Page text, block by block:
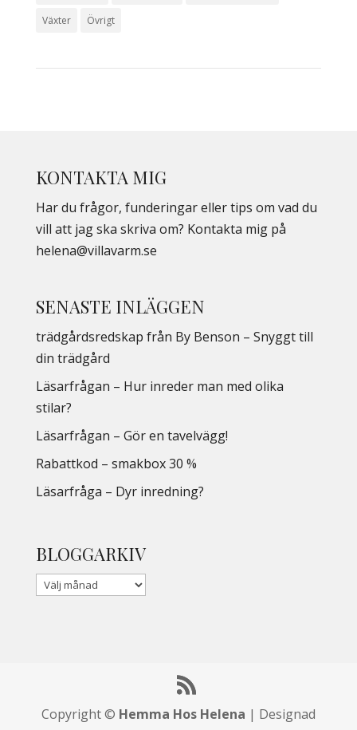
Växter Övrigt
KONTAKTA MIG
Har du frågor, funderingar eller tips om vad du
vill att jag ska skriva om? Kontakta mig på
helena@villavarm.se
SENASTE INLÄGGEN
trädgårdsredskap från By Benson – Snyggt till
din trädgård
Läsarfrågan – Hur inreder man med olika
stilar?
Läsarfrågan – Gör en tavelvägg!
Rabattkod – smakbox 30 %
Läsarfråga – Dyr inredning?
BLOGGARKIV
Copyright © Hemma Hos Helena | Designad